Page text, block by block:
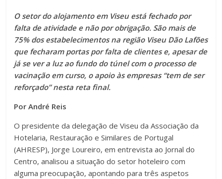
O setor do alojamento em Viseu está fechado por
falta de atividade e não por obrigação. São mais de
75% dos estabelecimentos na região Viseu Dão Lafões
que fecharam portas por falta de clientes e, apesar de
já se ver a luz ao fundo do túnel com o processo de
vacinação em curso, o apoio às empresas “tem de ser
reforçado” nesta reta final.
Por André Reis
O presidente da delegação de Viseu da Associação da
Hotelaria, Restauração e Similares de Portugal
(AHRESP), Jorge Loureiro, em entrevista ao Jornal do
Centro, analisou a situação do setor hoteleiro com
alguma preocupação, apontando para três aspetos